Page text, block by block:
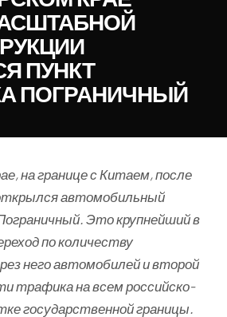
ПУНКТ
ПОГРАНИЧНЫЙ
на границе с Китаем, после
автомобильный
Это крупнейший в
по количеству
него автомобилей и второй
трафика на всем российско-
государственной границы.